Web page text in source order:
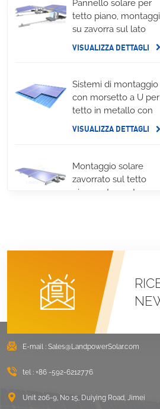
Pannello solare per
tetto piano,
su zavorra sul lato
lungo
VISUALIZZA DETTAGLI
Sistemi di montaggio
con morsetto a U per
tetto in metallo con
aggraffatura
VISUALIZZA DETTAGLI
Montaggio solare
zavorrato sul tetto
piano est-ovest
Sistemi di montaggio
LongRail per tetto
ondulato
VISUALIZZA DETTAGLI
Paesaggio di
montaggio su tetto
VISUALIZZA DETTAGLI
E-mail : Sales@LandpowerSolar.com
tel : +86 -592-6212776
Unit 206-9, No 15, Duiying Road, Jimei